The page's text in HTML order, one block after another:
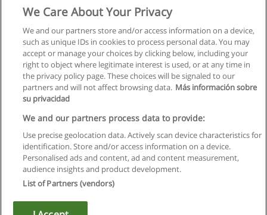
Regras de uso
Privacidade de dados
We Care About Your Privacy
We and our partners store and/or access information on a device,
such as unique IDs in cookies to process personal data. You may
accept or manage your choices by clicking below, including your
right to object where legitimate interest is used, or at any time in
the privacy policy page. These choices will be signaled to our
partners and will not affect browsing data. Más información sobre
su privacidad
We and our partners process data to provide:
Use precise geolocation data. Actively scan device characteristics for
identification. Store and/or access information on a device.
Personalised ads and content, ad and content measurement,
audience insights and product development.
List of Partners (vendors)